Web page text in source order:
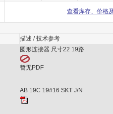
查看库存、价格
描述 / 技术参考
圆形连接器 尺寸22 19路
暂无PDF
AB 19C 19#16 SKT J/N